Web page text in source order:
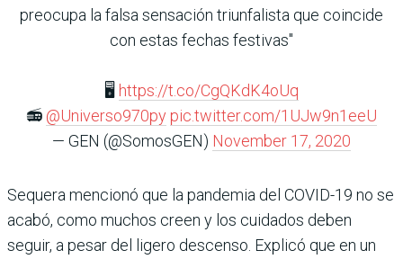
preocupa la falsa sensación triunfalista que coincide
con estas fechas festivas"
🖥️ https://t.co/CgQKdK4oUq
📻 @Universo970py pic.twitter.com/1UJw9n1eeU
— GEN (@SomosGEN) November 17, 2020
Sequera mencionó que la pandemia del COVID-19 no se
acabó, como muchos creen y los cuidados deben
seguir, a pesar del ligero descenso. Explicó que en un